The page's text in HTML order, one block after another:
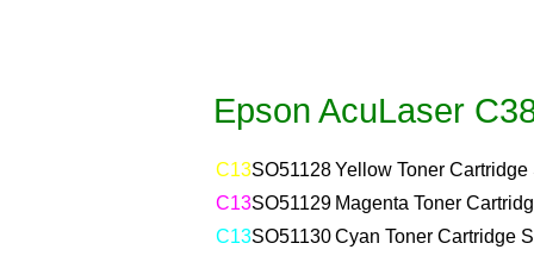
Epson AcuLaser
C13SO51128Yellow Toner
C13SO51129 Magenta Toner
C13SO51130Cyan Toner Cartridge